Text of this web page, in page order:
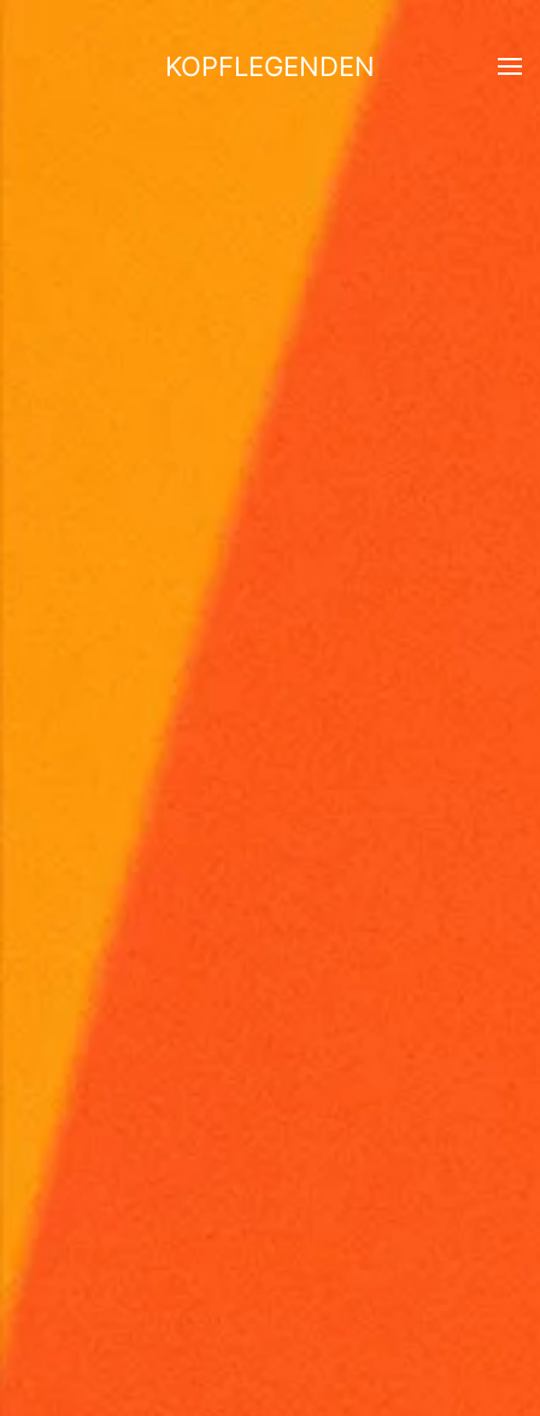
Skip to main contentKOPFLEGENDEN